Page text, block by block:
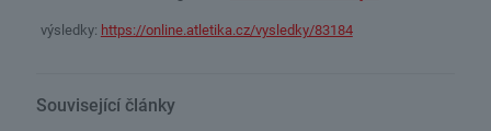
výsledky: https://online.atletika.cz/vysledky/83184
Související články